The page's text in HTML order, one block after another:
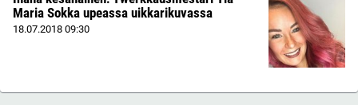
Maria Sokka upeassa uikkarikuvassa
18.07.2018 09:30